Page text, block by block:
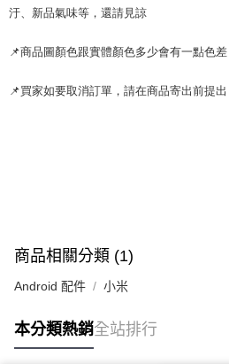
汙、新品氣味等，還請見諒
📌商品圖顏色跟實體顏色多少會有一點色
📌買家如要取消訂單，請在商品寄出前提
商品相關分類 (1)
Android 配件 小米
本分類熱銷全站排行